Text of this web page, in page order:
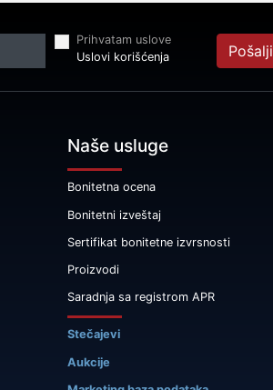
Prihvatam uslove
Uslovi korišćenja
Pošalji
Naše usluge
Bonitetna ocena
Bonitetni izveštaj
Sertifikat bonitetne izvrsnosti
Proizvodi
Saradnja sa registrom APR
Stečajevi
Aukcije